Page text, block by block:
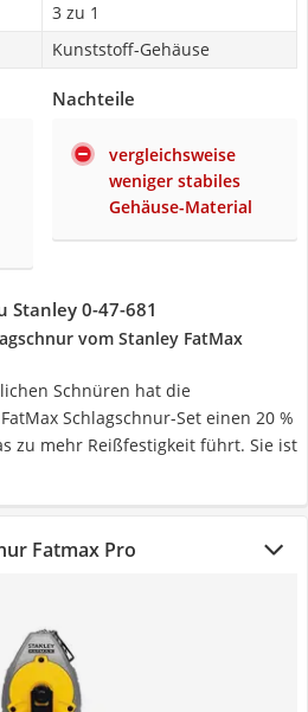
3 zu 1
Kunststoff-Gehäuse
Nachteile
vergleichsweise
weniger stabiles
Gehäuse-Material
Stanley ‎0-47-681
vom Stanley FatMax
Schnüren hat die
Schlagschnur-Set einen 20 %
zu mehr Reißfestigkeit führt. Sie ist
Fatmax Pro